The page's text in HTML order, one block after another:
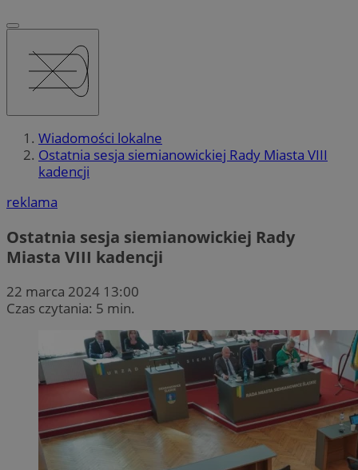
Wiadomości lokalne
Ostatnia sesja siemianowickiej Rady Miasta VIII
kadencji
reklama
Ostatnia sesja siemianowickiej Rady
Miasta VIII kadencji
22 marca 2024 13:00
Czas czytania: 5 min.